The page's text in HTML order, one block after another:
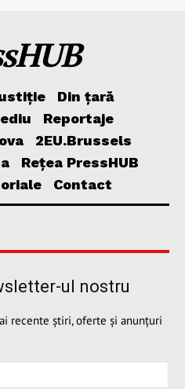
Din țară
Reportaje
2EU.Brussels
Rețea PressHUB
Contact
ul nostru
recente știri, oferte și anunțuri